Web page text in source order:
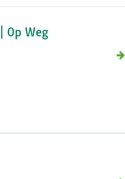
Op Weg